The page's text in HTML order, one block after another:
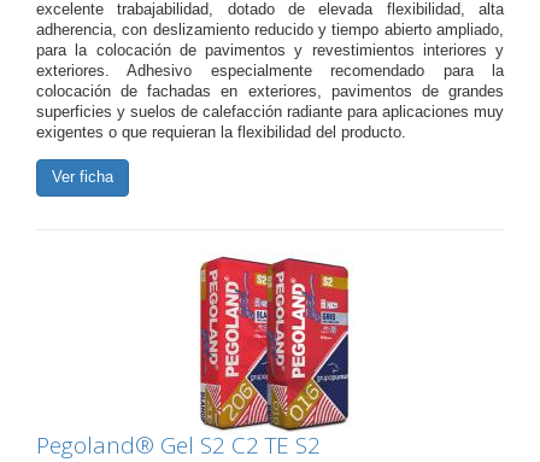
excelente trabajabilidad, dotado de elevada flexibilidad, alta
adherencia, con deslizamiento reducido y tiempo abierto ampliado,
para la colocación de pavimentos y revestimientos interiores y
exteriores. Adhesivo especialmente recomendado para la
colocación de fachadas en exteriores, pavimentos de grandes
superficies y suelos de calefacción radiante para aplicaciones muy
exigentes o que requieran la flexibilidad del producto.
Ver ficha
Pegoland® Gel S2 C2 TE S2